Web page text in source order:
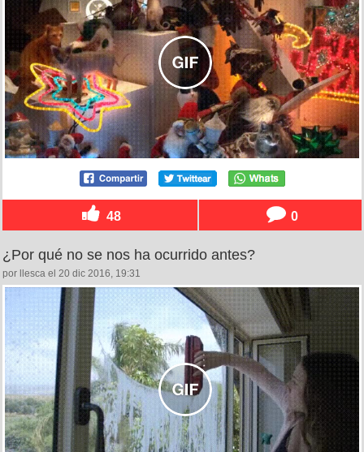
48 0
¿Por qué no se nos ha ocurrido antes?
por llesca el 20 dic 2016, 19:31